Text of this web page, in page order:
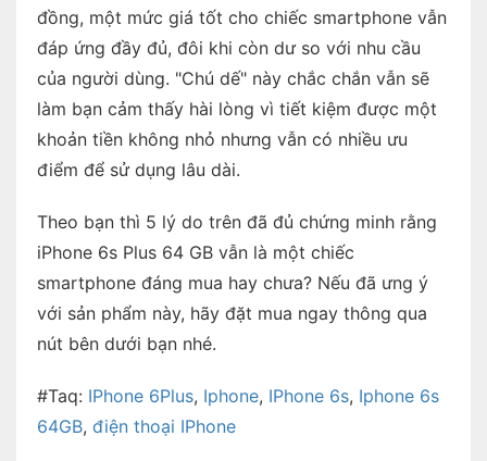
đồng, một mức giá tốt cho chiếc smartphone vẫn
đáp ứng đầy đủ, đôi khi còn dư so với nhu cầu
của người dùng. "Chú dế" này chắc chắn vẫn sẽ
làm bạn cảm thấy hài lòng vì tiết kiệm được một
khoản tiền không nhỏ nhưng vẫn có nhiều ưu
điểm để sử dụng lâu dài.
Theo bạn thì 5 lý do trên đã đủ chứng minh rằng
iPhone 6s Plus 64 GB vẫn là một chiếc
smartphone đáng mua hay chưa? Nếu đã ưng ý
với sản phẩm này, hãy đặt mua ngay thông qua
nút bên dưới bạn nhé.
#Taq: IPhone 6Plus, Iphone, IPhone 6s, Iphone 6s
64GB, điện thoại IPhone